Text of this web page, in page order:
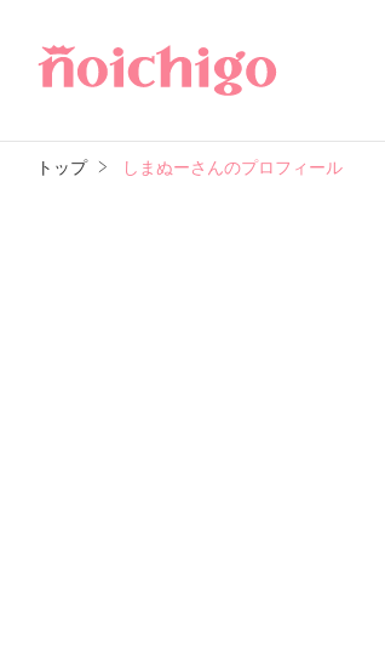
トップ しまぬーさんのプロフィール